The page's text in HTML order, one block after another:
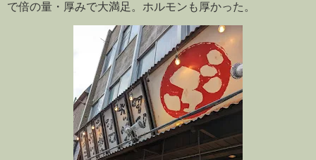
で倍の量・厚みで大満足。ホルモンも厚かった。